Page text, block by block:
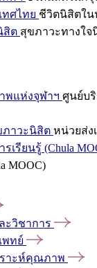
ทศไทย ชีวิตนิสิตใน
สิต สุขภาวะทางใจ
พแห่งจุฬาฯ ศูนย์บ
ภาวะนิสิต หน่วยส่ง
เรียนรู้ (Chula
MOOC)
ะวิชาการ
พทย์
ราะห์คุณภาพ